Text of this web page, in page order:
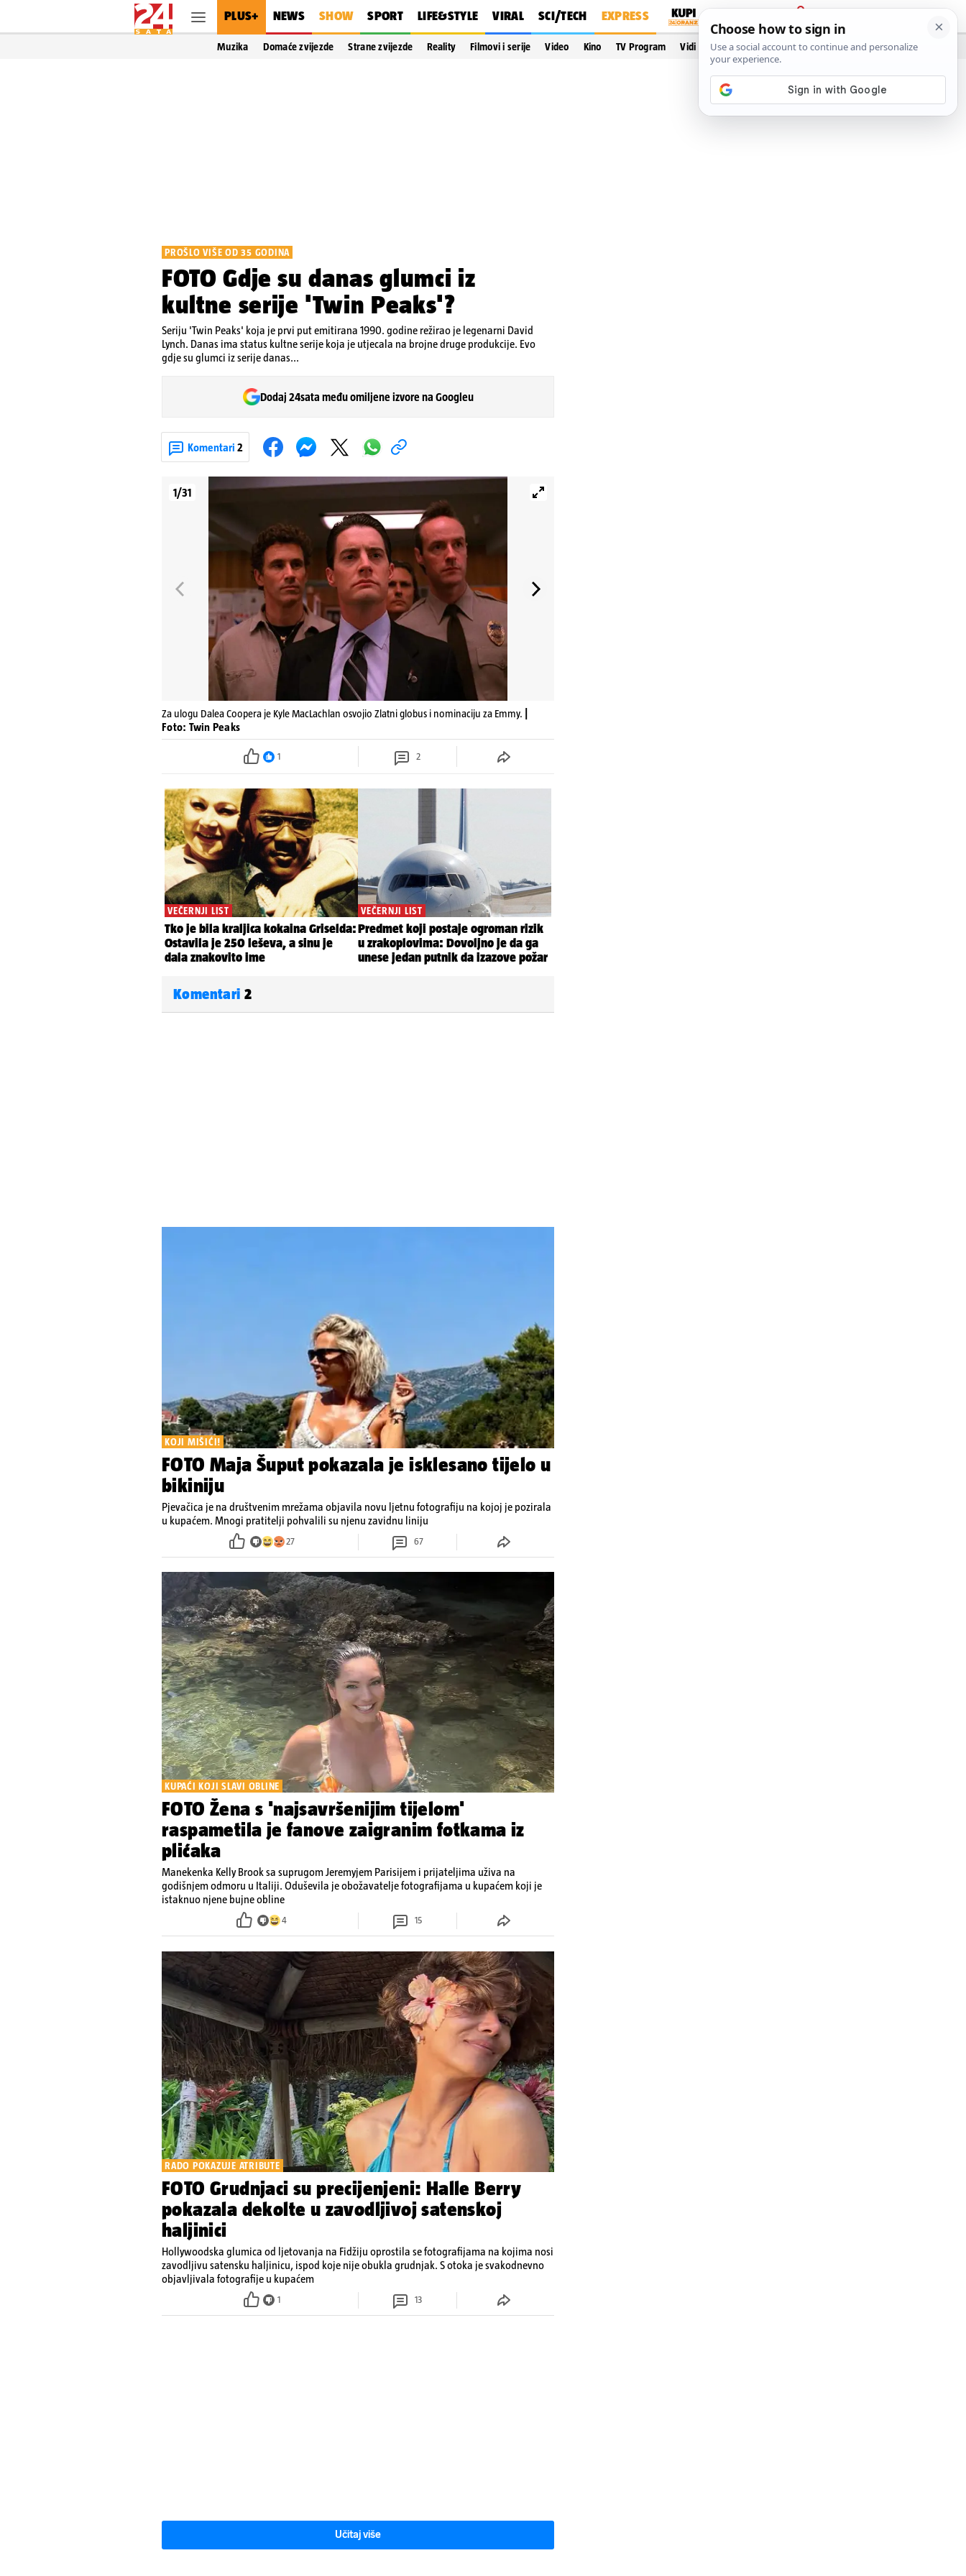
PLUS+ NEWS SHOW SPORT LIFE&STYLE VIRAL SCI/TECH EXPRESS
PRIJAVA
Muzika Domaće zvijezde Strane zvijezde Reality Filmovi i serije Video Kino TV Program Vidi još…
PROŠLO VIŠE OD 35 GODINA
FOTO Gdje su danas glumci iz
kultne serije 'Twin Peaks'?
Seriju 'Twin Peaks' koja je prvi put emitirana 1990. godine režirao je legenarni David
Lynch. Danas ima status kultne serije koja je utjecala na brojne druge produkcije. Evo
gdje su glumci iz serije danas...
Dodaj 24sata među omiljene izvore na Googleu
Komentari 2
1/31
Za ulogu Dalea Coopera je Kyle MacLachlan osvojio Zlatni globus i nominaciju za Emmy.
Foto: Twin Peaks
1 2
Komentari 2
KOJI MIŠIĆI!
FOTO Maja Šuput pokazala je isklesano tijelo u
bikiniju
Pjevačica je na društvenim mrežama objavila novu ljetnu fotografiju na kojoj je pozirala
u kupaćem. Mnogi pratitelji pohvalili su njenu zavidnu liniju
27 67
KUPAĆI KOJI SLAVI OBLINE
FOTO Žena s 'najsavršenijim tijelom'
raspametila je fanove zaigranim fotkama iz
plićaka
Manekenka Kelly Brook sa suprugom Jeremyjem Parisijem i prijateljima uživa na
godišnjem odmoru u Italiji. Oduševila je obožavatelje fotografijama u kupaćem koji je
istaknuo njene bujne obline
4 15
RADO POKAZUJE ATRIBUTE
FOTO Grudnjaci su precijenjeni: Halle Berry
pokazala dekolte u zavodljivoj satenskoj
haljinici
Hollywoodska glumica od ljetovanja na Fidžiju oprostila se fotografijama na kojima nosi
zavodljivu satensku haljinicu, ispod koje nije obukla grudnjak. S otoka je svakodnevno
objavljivala fotografije u kupaćem
1 13
Učitaj više